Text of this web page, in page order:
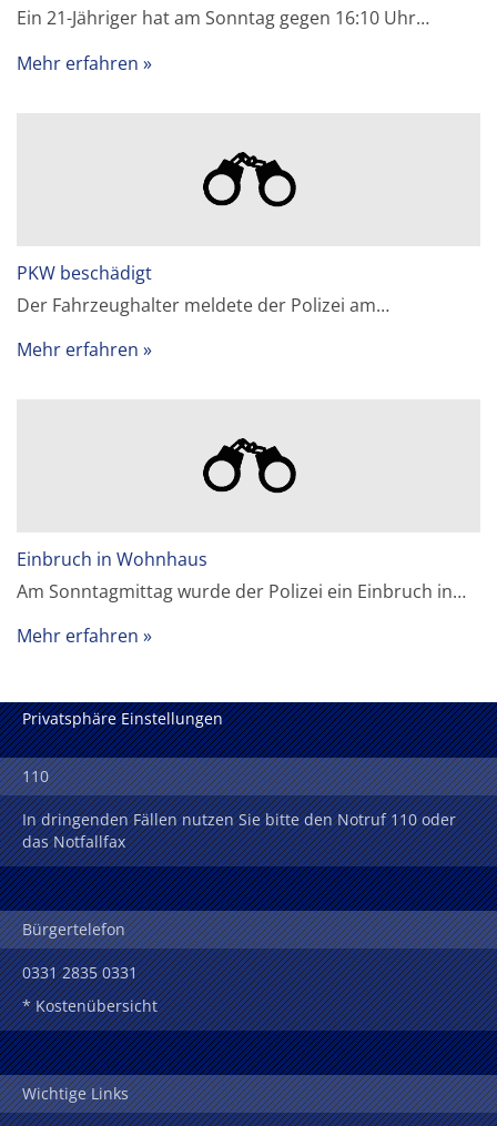
Ein 21-Jähriger hat am Sonntag gegen 16:10 Uhr…
Mehr erfahren
PKW beschädigt
Der Fahrzeughalter meldete der Polizei am…
Mehr erfahren
Einbruch in Wohnhaus
Am Sonntagmittag wurde der Polizei ein Einbruch in…
Mehr erfahren
Privatsphäre Einstellungen
110
In dringenden Fällen nutzen Sie bitte den Notruf 110 oder
das Notfallfax
Bürgertelefon
0331 2835 0331
* Kostenübersicht
Wichtige Links